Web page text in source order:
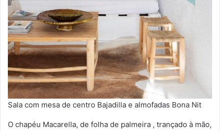
Sala com mesa de centro Bajadilla e almofadas Bona Nit
O chapéu Macarella, de folha de palmeira , trançado à mão,